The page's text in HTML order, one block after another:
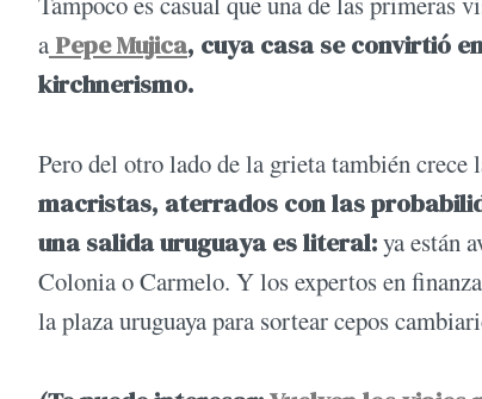
a Pepe Mujica, cuya casa se convirtió
kirchnerismo.
Pero del otro lado de la grieta también crece
macristas, aterrados con las
una salida uruguaya es literal:ya están
Colonia o Carmelo. Y los expertos en
la plaza uruguaya para sortear cepos